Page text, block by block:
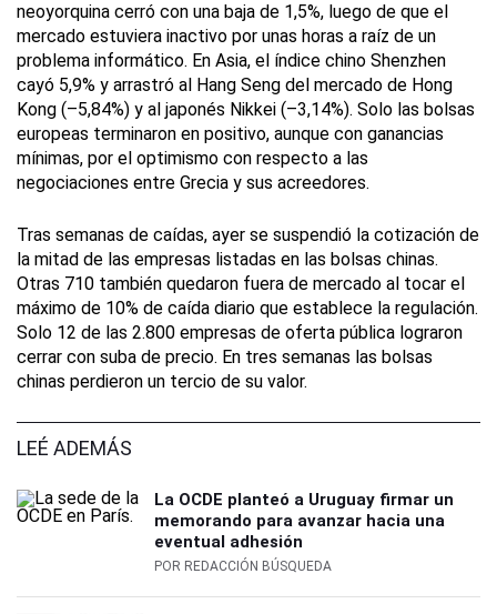
neoyorquina cerró con una baja de 1,5%, luego de que el
mercado estuviera inactivo por unas horas a raíz de un
problema informático. En Asia, el índice chino Shenzhen
cayó 5,9% y arrastró al Hang Seng del mercado de Hong
Kong (–5,84%) y al japonés Nikkei (–3,14%). Solo las bolsas
europeas terminaron en positivo, aunque con ganancias
mínimas, por el optimismo con respecto a las
negociaciones entre Grecia y sus acreedores.
Tras semanas de caídas, ayer se suspendió la cotización de
la mitad de las empresas listadas en las bolsas chinas.
Otras 710 también quedaron fuera de mercado al tocar el
máximo de 10% de caída diario que establece la regulación.
Solo 12 de las 2.800 empresas de oferta pública lograron
cerrar con suba de precio. En tres semanas las bolsas
chinas perdieron un tercio de su valor.
LEÉ ADEMÁS
La OCDE planteó a Uruguay firmar un
memorando para avanzar hacia una
eventual adhesión
POR REDACCIÓN BÚSQUEDA